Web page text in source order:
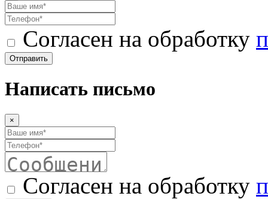
Согласен на обработку
Отправить
Написать письмо
×
Согласен на обработку